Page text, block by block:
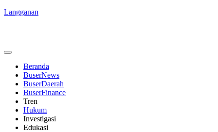
Langganan
Beranda
BuserNews
BuserDaerah
BuserFinance
Tren
Hukum
Investigasi
Edukasi